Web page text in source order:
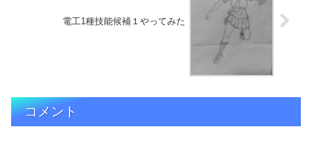
電工1種技能候補１やってみた
コメント